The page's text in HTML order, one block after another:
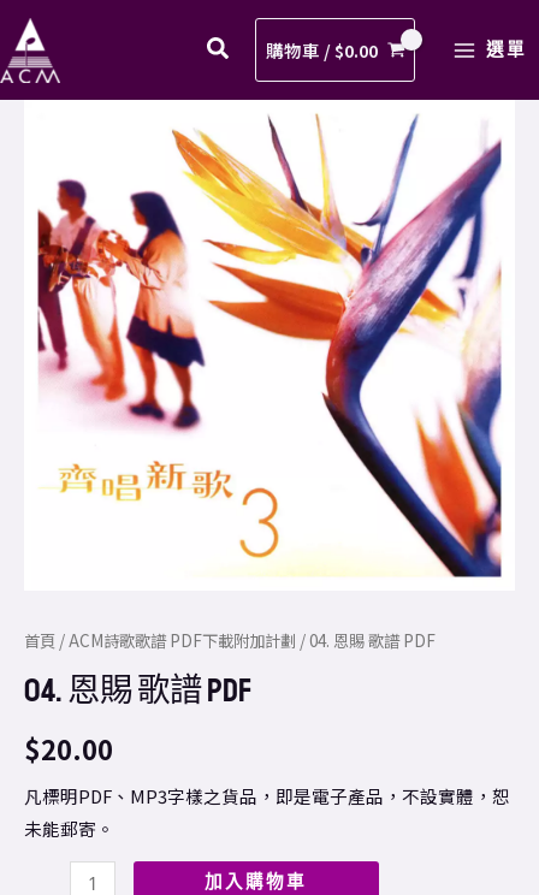
Skip
to
content
購物車 /$0.00
MENU
選單
首頁 /ACM詩歌歌譜 PDF下載附加計劃 / 04. 恩賜 歌譜 PDF
04. 恩賜 歌譜 PDF
$20.00
凡標明PDF、MP3字樣之貨品，即是電子產品，不設實體，恕
未能郵寄。
歌
譜
PDF
數
量
加入購物車
歌
譜
PDF